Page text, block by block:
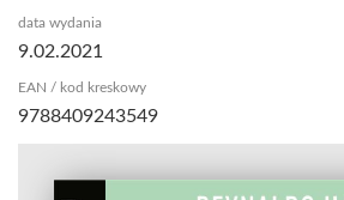
data wydania
9.02.2021
EAN / kod kreskowy
9788409243549